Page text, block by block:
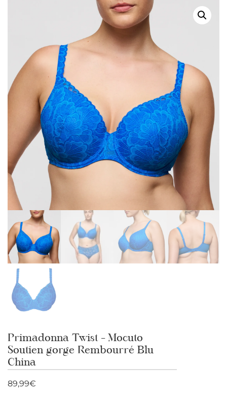
Primadonna Twist – Mocuto
Soutien gorge Rembourré Blu
China
89,99€